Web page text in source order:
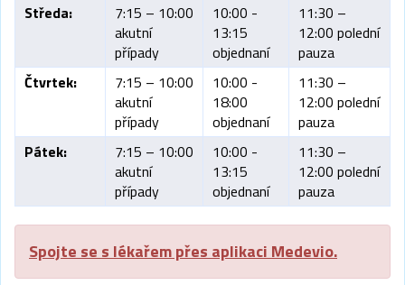
Středa:
7:15 – 10:00
akutní
případy
10:00 -
13:15
objednaní
11:30 –
12:00 polední
pauza
Čtvrtek:
7:15 – 10:00
akutní
případy
10:00 -
18:00
objednaní
11:30 –
12:00 polední
pauza
Pátek:
7:15 – 10:00
akutní
případy
10:00 -
13:15
objednaní
11:30 –
12:00 polední
pauza
Spojte se s lékařem přes aplikaci Medevio.